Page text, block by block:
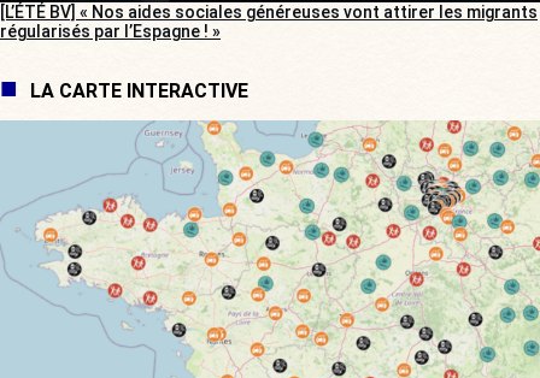
[L’ÉTÉ BV] « Nos aides sociales généreuses vont attirer les migrants
régularisés par l’Espagne ! »
LA CARTE INTERACTIVE